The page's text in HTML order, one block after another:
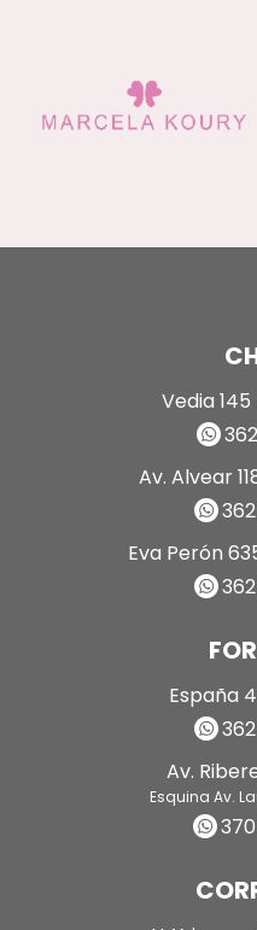
Vedia
Av. Alvear
Eva Perón
España
Av.
Esquina Av.
370